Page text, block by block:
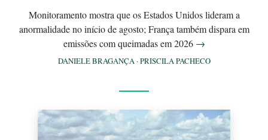
Monitoramento mostra que os Estados Unidos lideram a
anormalidade no início de agosto; França também dispara em
emissões com queimadas em 2026 →
DANIELE BRAGANÇA·PRISCILA PACHECO